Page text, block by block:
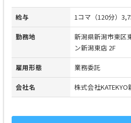
給与 1コマ（120分）
勤務地
新潟県新潟市東区
ン新潟東店 2F
雇用形態 業務委託
会社名 株式会社KATEKYO